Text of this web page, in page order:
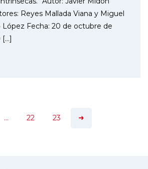
Reyes Mallada Viana y Miguel
López Fecha: 20 de octubre de
[…]
… 22 23